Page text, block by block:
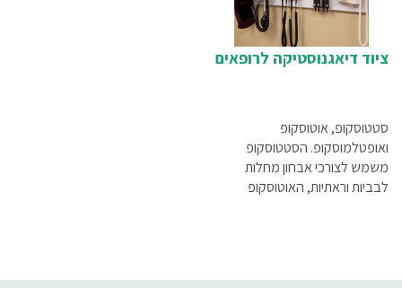
ציוד דיאגנוסטיקה לרופאים
סטטוסקופ, אוטוסקופ
ואופטלמוסקופ. הסטטוסקופ
משמש לצורכי אבחון מחלות
לבביות וראתיות, האוטוסקופ